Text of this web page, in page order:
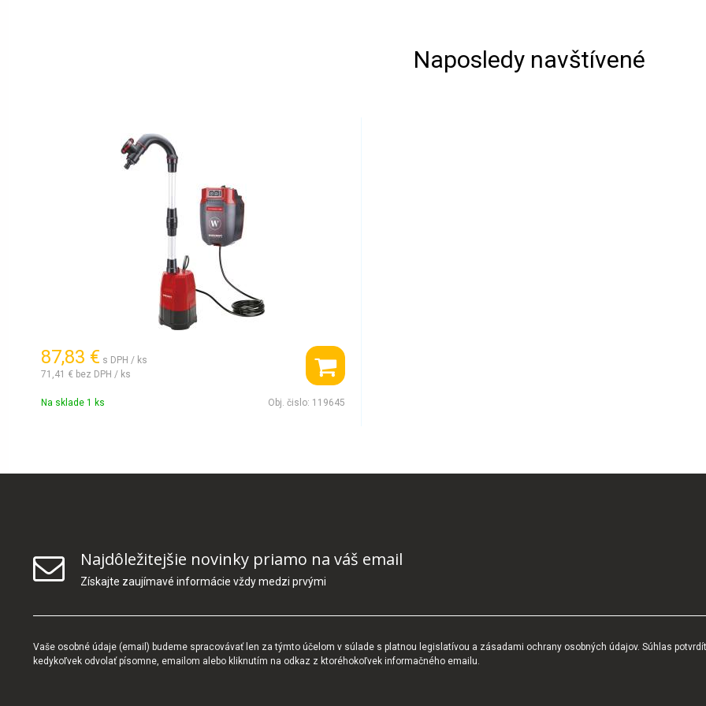
Naposledy navštívené
87,83 € s DPH / ks
71,41 € bez DPH / ks
Na sklade 1 ks Obj. čislo: 119645
Najdôležitejšie novinky priamo na váš email
Získajte zaujímavé informácie vždy medzi prvými
Vaše osobné údaje (email) budeme spracovávať len za týmto účelom v súlade s platnou legislatívou a zásadami ochrany osobných údajov. Súhlas
kedykoľvek odvolať písomne, emailom alebo kliknutím na odkaz z ktoréhokoľvek informačného emailu.